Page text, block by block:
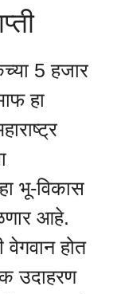
5 हजार
हा
भू-विकास
आहे.
वेगवान होत
उदाहरण